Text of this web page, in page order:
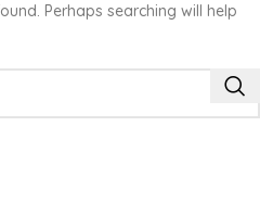
Perhaps searching will help